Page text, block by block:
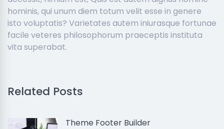
hominis, qui unum diem totum velit esse in genere
isto voluptatis? Varietates autem iniurasque fortunae
facile veteres philosophorum praeceptis instituta
vita superabat.
Related Posts
Theme Footer Builder